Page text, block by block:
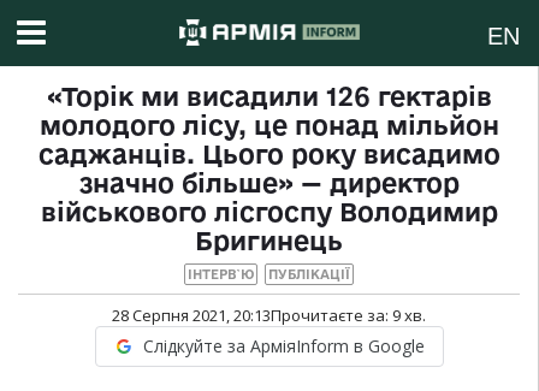
EN
«Торік ми висадили 126 гектарів
молодого лісу, це понад мільйон
саджанців. Цього року висадимо
значно більше» — директор
військового лісгоспу Володимир
Бригинець
ІНТЕРВ`Ю ПУБЛІКАЦІЇ
28 Серпня 2021, 20:13Прочитаєте за: 9хв.
Слідкуйте за АрміяInform в Google